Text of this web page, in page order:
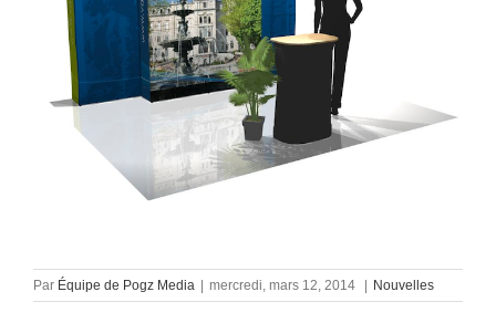
Par Équipe de Pogz Media | mercredi, mars 12, 2014 | Nouvelles